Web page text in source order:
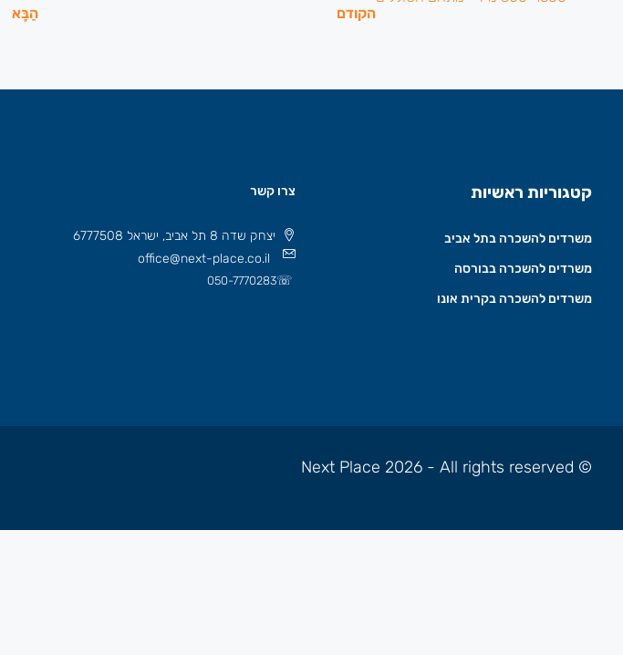
הקודם הַבָּא
קטגוריות ראשיות
משרדים להשכרה בתל אביב
משרדים להשכרה בבורסה
משרדים להשכרה בקרית אונו
צרו קשר
יצחק שדה 8 תל אביב, ישראל 6777508
office@next-place.co.il
☏
050-7770283
© Next Place 2026 - All rights reserved